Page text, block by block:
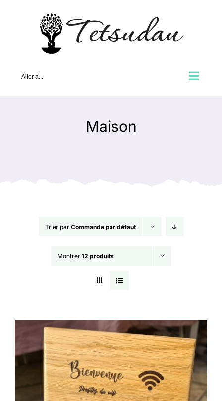
Aller à...
Maison
Trier par Commande par défaut
Montrer 12 produits